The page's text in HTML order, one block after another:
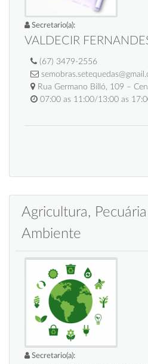
Secretario(a):
VALDECIR
(67) 3479-2556
Rua Germano Billó, 109 –
07:00 as 11:00/13:00 as
Agricultura,
Ambiente
Secretario(a):